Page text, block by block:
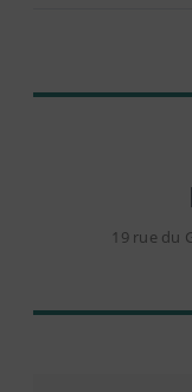
19 rue du